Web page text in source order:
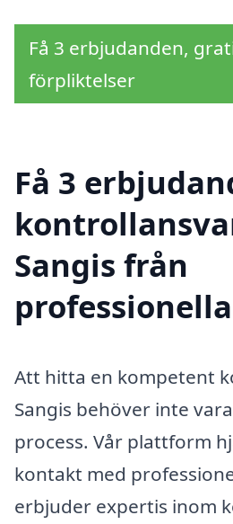
Få 3 erbjudanden,
förpliktelser
Få 3
Sangis från
Att hitta en kompetent
Sangis behöver inte
process. Vår plattform
kontakt med
erbjuder expertis inom